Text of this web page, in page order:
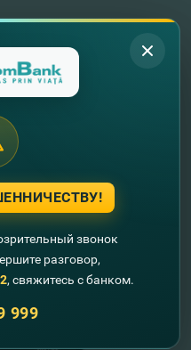
звонок
разговор,
, свяжитесь с банком.
999